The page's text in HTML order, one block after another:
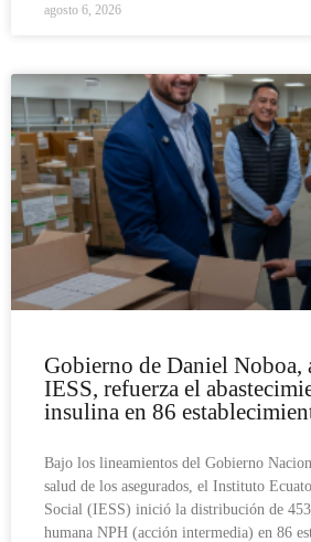
agosto 6, 2026
Gobierno de Daniel Noboa,
IESS, refuerza el
insulina en 86
Bajo los lineamientos del Gobierno
salud de los asegurados, el Instituto
Social (IESS) inició la distribución de
humana NPH (acción intermedia) en 86